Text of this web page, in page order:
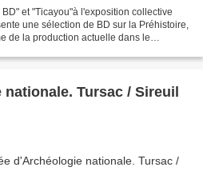
et "Ticayou"à l'exposition collective
une sélection de BD sur la Préhistoire,
de la production actuelle dans le
Tursac / Sireuil